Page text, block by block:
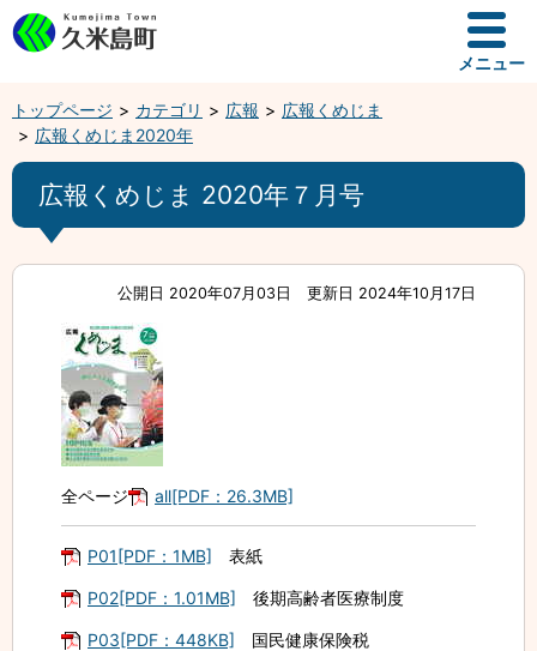
メニュー
トップページ カテゴリ 広報
広報くめじま
広報くめじま2020年
広報くめじま 2020年７月号
公開日 2020年07月03日 更新日 2024年10月17日
全ページ all[PDF：26.3MB]
P01[PDF：1MB] 表紙
P02[PDF：1.01MB] 後期高齢者医療制度
P03[PDF：448KB] 国民健康保険税